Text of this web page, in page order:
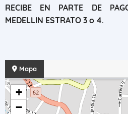
RECIBE EN PARTE DE
MEDELLIN ESTRATO 3 o 4.
Mapa
+
−